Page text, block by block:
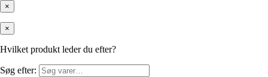
×
×
Hvilket produkt leder du efter?
Søg efter: